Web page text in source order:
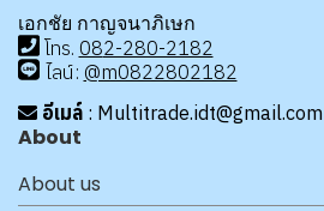
เอกชัย กาญจนาภิเษก
โทร. 082-280-2182
ไลน์: @m0822802182
อีเมล์ : Multitrade.idt@gmail.com
About
About us